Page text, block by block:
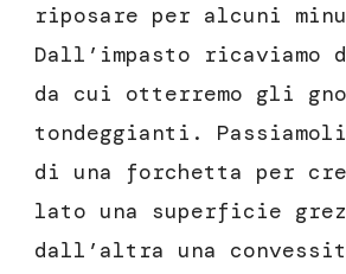
riposare per alcuni
Dall’impasto
da cui otterremo gli
tondeggianti.
di una forchetta per
lato una superficie
dall’altra una